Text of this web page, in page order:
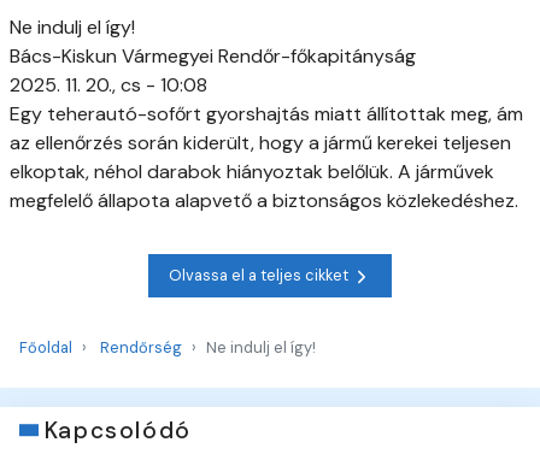
Ne indulj el így!
Bács-Kiskun Vármegyei Rendőr-főkapitányság
2025. 11. 20., cs - 10:08
Egy teherautó-sofőrt gyorshajtás miatt állítottak meg, ám
az ellenőrzés során kiderült, hogy a jármű kerekei teljesen
elkoptak, néhol darabok hiányoztak belőlük. A járművek
megfelelő állapota alapvető a biztonságos közlekedéshez.
Olvassa el a teljes cikket
Főoldal Rendőrség Ne indulj el így!
Kapcsolódó